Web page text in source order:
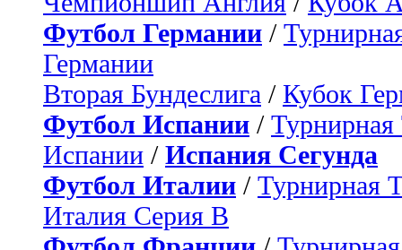
Футбол Германии /
Германии
Вторая Бундеслига / Кубок
Футбол Испании / Турнирная
Испании / Испания Сегунда
Футбол Италии / Турнирная
Италия Серия B